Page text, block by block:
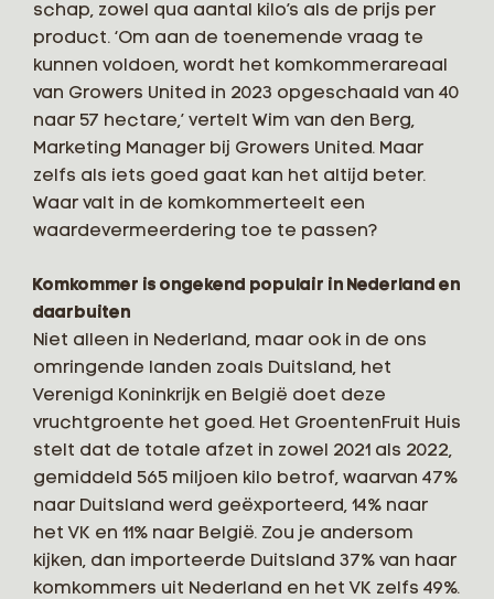
schap, zowel qua aantal kilo’s als de prijs per
product. ‘Om aan de toenemende vraag te
kunnen voldoen, wordt het komkommerareaal
van Growers United in 2023 opgeschaald van 40
naar 57 hectare,’ vertelt Wim van den Berg,
Marketing Manager bij Growers United. Maar
zelfs als iets goed gaat kan het altijd beter.
Waar valt in de komkommerteelt een
waardevermeerdering toe te passen?
Komkommer is ongekend populair in Nederland en
daarbuiten
Niet alleen in Nederland, maar ook in de ons
omringende landen zoals Duitsland, het
Verenigd Koninkrijk en België doet deze
vruchtgroente het goed. Het GroentenFruit Huis
stelt dat de totale afzet in zowel 2021 als 2022,
gemiddeld 565 miljoen kilo betrof, waarvan 47%
naar Duitsland werd geëxporteerd, 14% naar
het VK en 11% naar België. Zou je andersom
kijken, dan importeerde Duitsland 37% van haar
komkommers uit Nederland en het VK zelfs 49%.